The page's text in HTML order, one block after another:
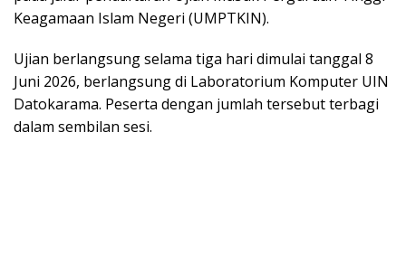
Keagamaan Islam Negeri (UMPTKIN).
Ujian berlangsung selama tiga hari dimulai tanggal 8
Juni 2026, berlangsung di Laboratorium Komputer UIN
Datokarama. Peserta dengan jumlah tersebut terbagi
dalam sembilan sesi.